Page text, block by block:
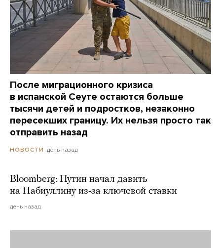
После миграционного кризиса
в испанской Сеуте остаются больше
тысячи детей и подростков, незаконно
пересекших границу. Их нельзя просто так
отправить назад
НОВОСТИ день назад
Bloomberg: Путин начал давить
на Набиуллину из-за ключевой ставки
день назад